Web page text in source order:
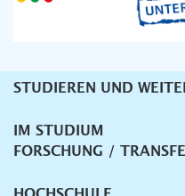
Unternavigation
STUDIEREN UND
IM STUDIUM
FORSCHUNG /